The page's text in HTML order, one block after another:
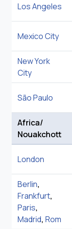
Los Angeles
Mexico City
New York
City
São Paulo
Africa/
Nouakchott
London
Berlin,
Frankfurt,
Paris,
Madrid, Rom